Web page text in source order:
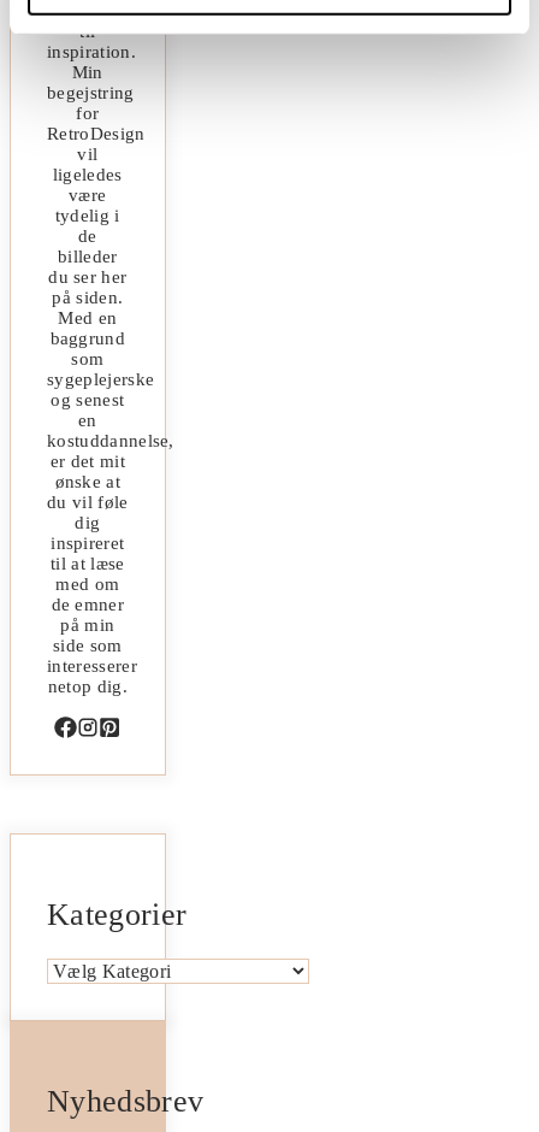
stor kilde
til
inspiration.
Min
begejstring
for
RetroDesign
vil
ligeledes
være
tydelig i
de
billeder
du ser her
på siden.
Med en
baggrund
som
sygeplejerske
og senest
en
kostuddannelse,
er det mit
ønske at
du vil føle
dig
inspireret
til at læse
med om
de emner
på min
side som
interesserer
netop dig.
Kategorier
Kategorier
Nyhedsbrev